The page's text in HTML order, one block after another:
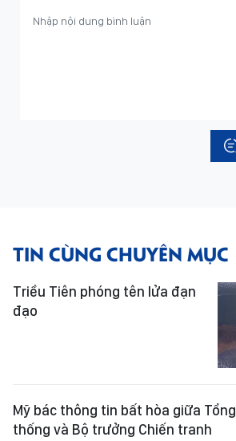
TIN CÙNG CHUYÊN MỤC
Triều Tiên phóng tên lửa đạn
đạo
Mỹ bác thông tin bất hòa giữa Tổng
thống và Bộ trưởng Chiến tranh